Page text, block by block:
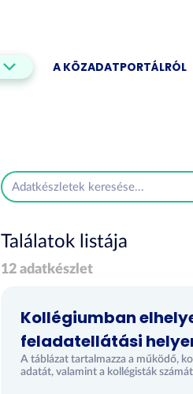
A KÖZADATPORTÁLRÓL
Találatok listája
12 adatkészlet
Kollégiumban
feladatellátási
A táblázat tartalmazza a működő,
adatát, valamint a kollégisták